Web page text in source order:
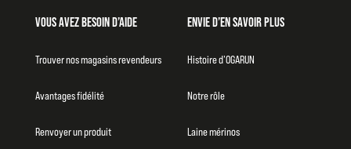
VOUS AVEZ BESOIN D’AIDE
Trouver nos magasins revendeurs
Avantages fidélité
Renvoyer un produit
ENVIE D’EN SAVOIR PLUS
Histoire d’OGARUN
Notre rôle
Laine mérinos